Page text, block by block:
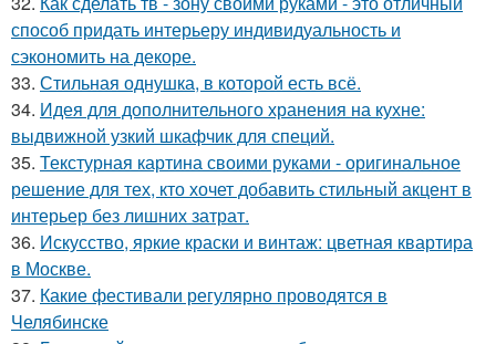
способ придать интерьеру индивидуальность и
сэкономить на декоре.
33. Стильная однушка, в которой есть всё.
34. Идея для дополнительного хранения на кухне:
выдвижной узкий шкафчик для специй.
35. Текстурная картина своими руками - оригинальное
решение для тех, кто хочет добавить стильный акцент в
интерьер без лишних затрат.
36. Искусство, яркие краски и винтаж: цветная квартира
в Москве.
37. Какие фестивали регулярно проводятся в
Челябинске